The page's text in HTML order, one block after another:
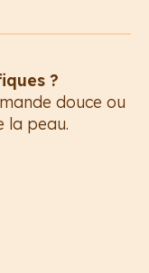
?
douce ou
la peau.